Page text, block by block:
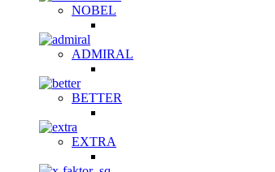
NOBEL
ADMIRAL
BETTER
EXTRA